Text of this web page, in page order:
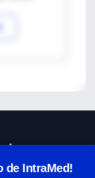
de IntraMed!